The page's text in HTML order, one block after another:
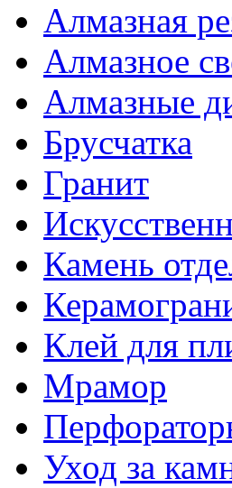
Алмазная
Алмазное
Алмазные
Брусчатка
Гранит
Камень
Клей для
Мрамор
Уход за